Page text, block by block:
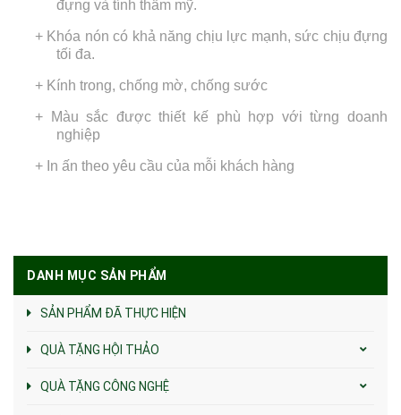
đựng và tính thẩm mỹ.
+ Khóa nón có khả năng chịu lực mạnh, sức chịu đựng
tối đa.
+ Kính trong, chống mờ, chống sước
+ Màu sắc được thiết kế phù hợp với từng doanh
nghiệp
+ In ấn theo yêu cầu của mỗi khách hàng
DANH MỤC SẢN PHẨM
SẢN PHẨM ĐÃ THỰC HIỆN
QUÀ TẶNG HỘI THẢO
QUÀ TẶNG CÔNG NGHỆ